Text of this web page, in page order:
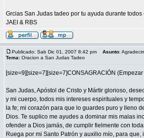
Grcias San Judas tadeo por tu ayuda durante todos
JAEI & RBS
Publicado: Sab Dic 01, 2007 8:42 pm Asunto:
Tema: Oracion a San Judas Tadeo
[size=9][size=7][size=7]CONSAGRACIÓN
San Judas, Apóstol de Cristo y Mártir glorioso,
y mi cuerpo, todos mis intereses espirituales y
la fe; mi corazón para que lo guardes puro y lleno
Dios. Te suplico me ayudes a dominar mis malas
ofender a Dios jamás, de cumplir fielmente con
Ruega por mi Santo Patrón y auxilio mío, para